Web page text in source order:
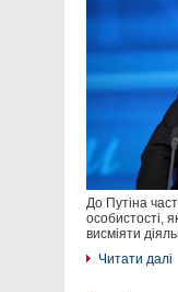
До Путіна
особистості,
висміяти
Читати далі